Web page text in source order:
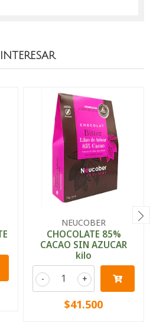
NEUCOBER
CHOCOLATE 85%
CACAO SIN AZUCAR
kilo
+
-
$41.500